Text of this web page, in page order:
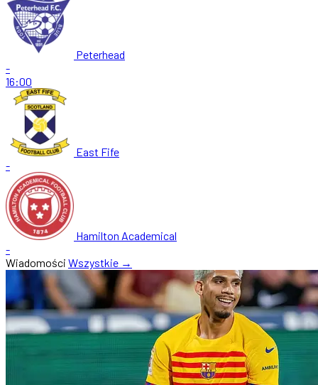
Peterhead
-
16:00
East Fife
-
Hamilton Academical
-
Wiadomości Wszystkie →